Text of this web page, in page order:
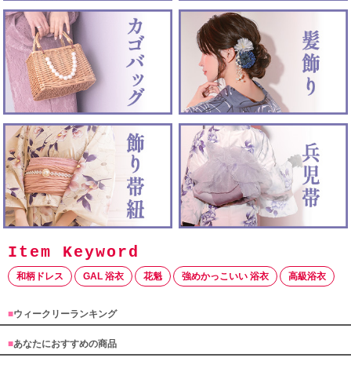
和柄ドレス GAL 浴衣 花魁 強めかっこいい 浴衣 高級浴衣
■ウィークリーランキング
■あなたにおすすめの商品